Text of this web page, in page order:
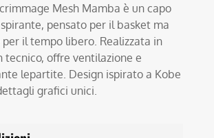
Mesh Mamba è un capo
pensato per il basket ma
il tempo libero. Realizzata in
tecnico, offre ventilazione e
lepartite. Design ispirato a Kobe
grafici unici.